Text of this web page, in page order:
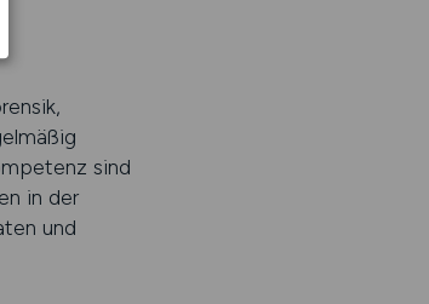
sind
in der
und